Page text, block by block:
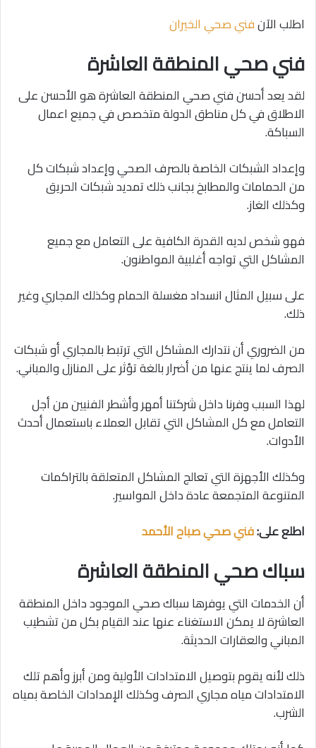
اطلب الآنفني صحي الخيران
فني صحي المنطقة العاشرة
لقد يعد أحسن فني صحي المنطقة العاشرة هو الأحسن على
الاطلاق في كل مناطق الدولة متخصص في جميع اعمال
السباكة.
وإعداد الشبكات الخاصة بالصرف الصحي وإعداد شبكات كل
من الحمامات والمطابخ بجانب ذلك تمديد شبكات الحريق
وكذلك الغاز.
فهو شخص لديه القدرة الكافية على التعامل مع جميع
المشاكل التي تواجه أغلبية المواطنون.
على سبيل المثال انسداد مغسلة الحمام وكذلك المجاري وغير
ذلك.
من الضروري أن نتدارك المشاكل التي ترتبط بالمجاري أو شبكات
الصرف لما ينتج عنها من أضرار بالغة تؤثر على المنازل والمباني.
لهذا السبب وفرنا داخل شركتنا أمهر وأشطر الفنيين من أجل
التعامل مع كل المشاكل التي تقابل العملاء باستعمال أحدث
الأدوات.
وكذلك الأجهزة التي تعالج المشاكل المتعلقة بالتراكمات
المتنوعة المتجمعة عادة داخل المواسير.
اطلع على:فني صحي صباح الأحمد
سباك صحي المنطقة العاشرة
أن الخدمات التي يوفرها سباك صحي الموجود داخل المنطقة
العاشرة لا يمكن الاستغناء عنها عند القيام بكل من تشطيب
المباني والعقارات الحديثة.
ذلك لأنه يقوم بتوصيل الامتدادات الأولية ومن أبرز وأهم تلك
الامتدادات مياه مجاري الصرف وكذلك الإمدادات الخاصة بمياه
الشرب.